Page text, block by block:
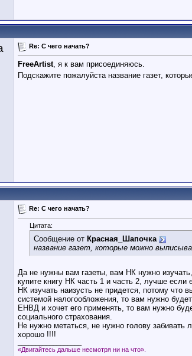
Re: C чего начать?
FreeArtist, я к вам присоединяюсь.
Подскажите пожалуйста название газет,
Re: C чего начать?
Цитата:
Сообщение от Красная_Шапочка
название газет, которые можно
Да не нужны вам газеты, вам НК нужно изучать,
купите книгу НК часть 1 и часть 2, лучше
НК изучать наизусть не придется, потому
системой налогообложения, то вам нужно
ЕНВД и хочет его применять, то вам нужно
социального страхования.
Не нужно метаться, не нужно голову забивать
хорошо !!!!
«Двигайтесь дальше несмотря ни на что».